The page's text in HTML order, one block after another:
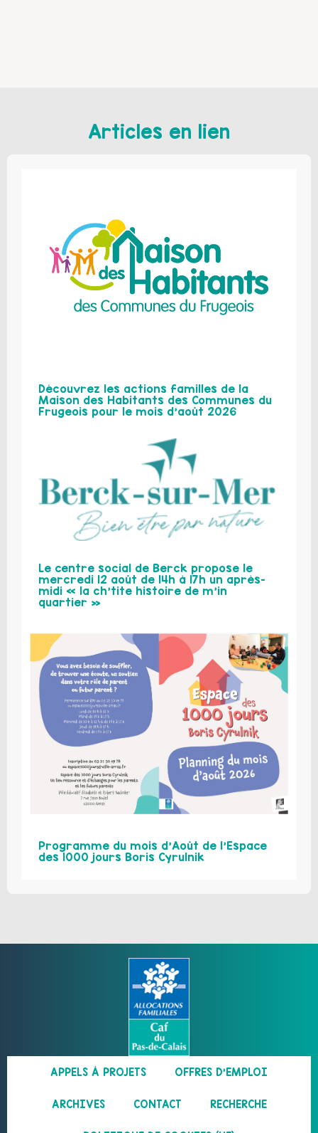
Articles en lien
Découvrez les actions familles de la
Maison des Habitants des Communes du
Frugeois pour le mois d’août 2026
Le centre social de Berck propose le
mercredi 12 août de 14h à 17h un après-
midi « la ch’tite histoire de m’in
quartier »
Programme du mois d’Août de l’Espace
des 1000 jours Boris Cyrulnik
APPELS À PROJETS OFFRES D’EMPLOI
ARCHIVES CONTACT RECHERCHE